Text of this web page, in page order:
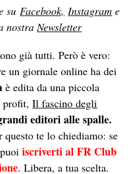
suFacebook, Instagram e
nostraNewsletter
già tutti. Però è vero:
un giornale online ha dei
è edita da una piccola
profit,Il fascino degli
editori alle spalle.
questo te lo chiediamo: se
iscriverti al FR Club
. Libera, a tua scelta.